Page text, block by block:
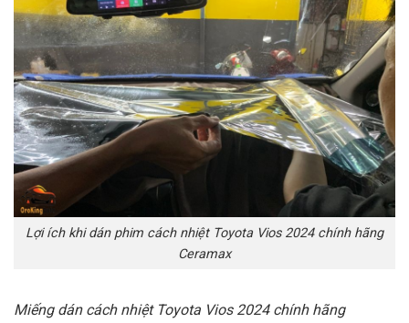
Lợi ích khi dán phim cách nhiệt Toyota Vios 2024 chính hãng
Ceramax
Miếng dán cách nhiệt Toyota Vios 2024 chính hãng